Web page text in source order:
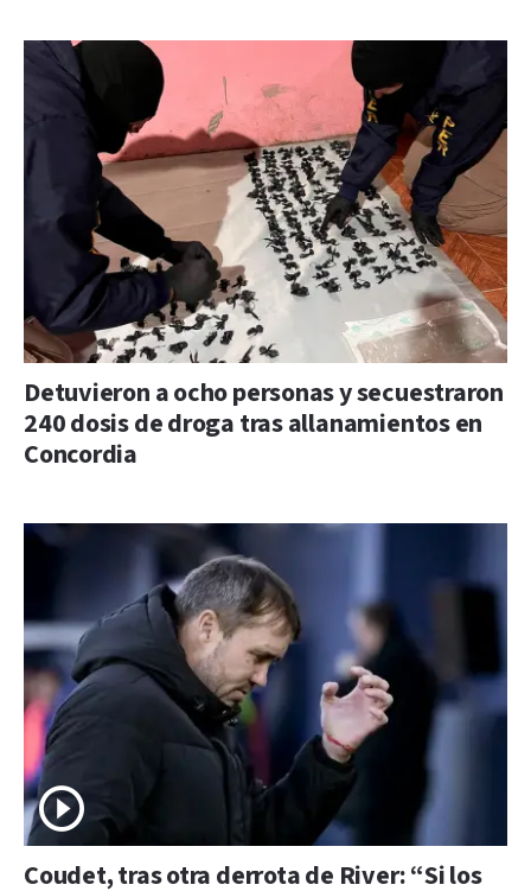
Detuvieron a ocho personas y secuestraron
240 dosis de droga tras allanamientos en
Concordia
Coudet, tras otra derrota de River: “Si los